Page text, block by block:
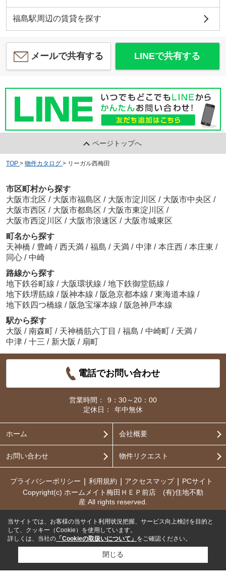
福島駅周辺の賃貸を探す
メールで共有する LINEで共有する
ページトップへ
TOP > 物件カタログ > リーガル西梅田
市区町村から探す
大阪市北区 / 大阪市福島区 / 大阪市淀川区 / 大阪市中央区 /
大阪市西区 / 大阪市都島区 / 大阪市東淀川区 /
大阪市西淀川区 / 大阪市浪速区 / 大阪市城東区
町名から探す
天神橋 / 豊崎 / 西天満 / 福島 / 天満 / 中津 / 本庄西 / 本庄東 /
同心 / 中崎
路線から探す
地下鉄谷町線 / 大阪環状線 / 地下鉄御堂筋線 /
地下鉄堺筋線 / 阪神本線 / 阪急京都本線 / 東海道本線 /
地下鉄四つ橋線 / 阪急宝塚本線 / 阪急神戸本線
駅から探す
大阪 / 南森町 / 天神橋筋六丁目 / 福島 / 中崎町 / 天満 /
中津 / 十三 / 新大阪 / 扇町
電話でお問い合わせ
営業時間：
9：30～20：00
定休日：
年中無休
ホーム 会社概要
お問い合わせ 物件リクエスト
プライバシーポリシー 利用規約 アクセスマップ
PCサイト
Copyright(c) ホームメイト梅田ＨＥＰ前店 (有)住地不動
産 All rights reserved.
当サイトでは、お客様の当サイト利用状況把握、サービス向上検討を目的と
して、クッキー（Cookie）を使用しています。
詳しくは、当社の 「Cookieの取扱いについて」 をご確認ください。
閉じる